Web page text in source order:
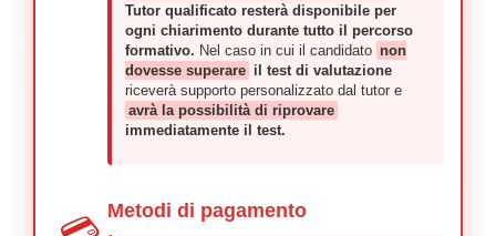
Tutor qualificato resterà disponibile per
ogni chiarimento durante tutto il percorso
formativo. Nel caso in cui il candidato non
dovesse superare il test di valutazione
riceverà supporto personalizzato dal tutor e
avrà la possibilità di riprovare
immediatamente il test.
Metodi di pagamento